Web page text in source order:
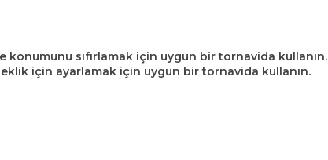
konumunu sıfırlamak için uygun bir tornavida kullanın.
için ayarlamak için uygun bir tornavida kullanın.